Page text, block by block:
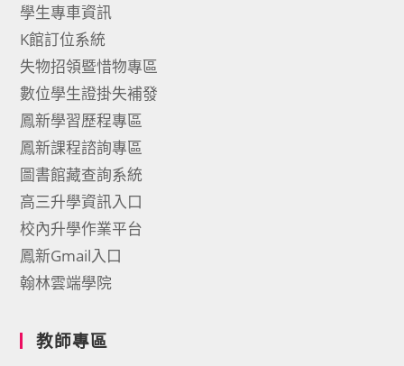
學生專車資訊
K館訂位系統
失物招領暨惜物專區
數位學生證掛失補發
鳳新學習歷程專區
鳳新課程諮詢專區
圖書館藏查詢系統
高三升學資訊入口
校內升學作業平台
鳳新Gmail入口
翰林雲端學院
教師專區